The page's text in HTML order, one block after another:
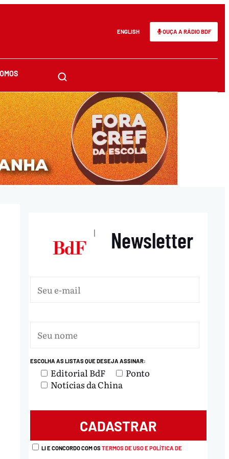
ENGLISH OUÇA A RÁDIO BDF
| Newsletter
ESCOLHA AS LISTAS QUE DESEJA ASSINAR:
Editorial BdF
Ponto
Notícias da China
LI E CONCORDO COM OSTERMOS DE USO E POLÍTICA DE